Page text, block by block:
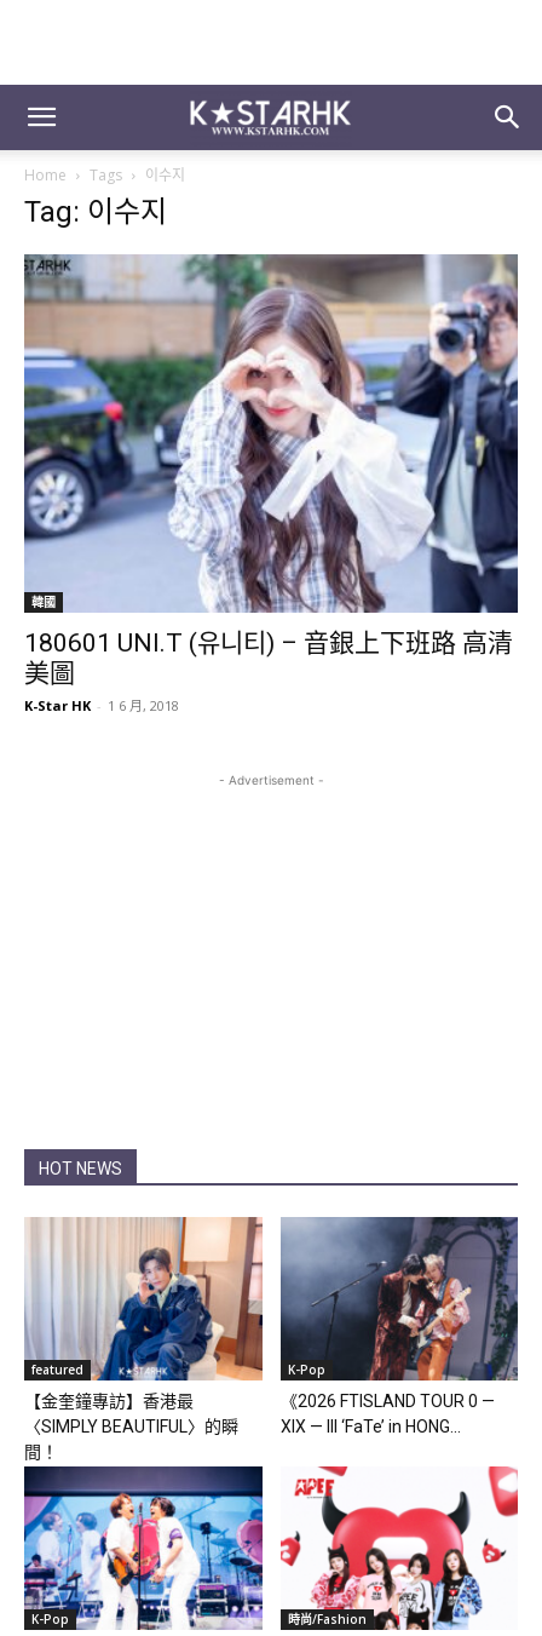
Home Tags 이수지
Tag: 이수지
韓國
180601 UNI.T (유니티) – 音銀上下班路 高清
美圖
K-Star HK - 1 6 月, 2018
- Advertisement -
HOT NEWS
featured
【金奎鐘專訪】香港最
〈SIMPLY BEAUTIFUL〉的瞬
間！
K-Pop
《2026 FTISLAND TOUR 0 —
XIX — III ‘FaTe’ in HONG...
K-Pop 時尚/Fashion